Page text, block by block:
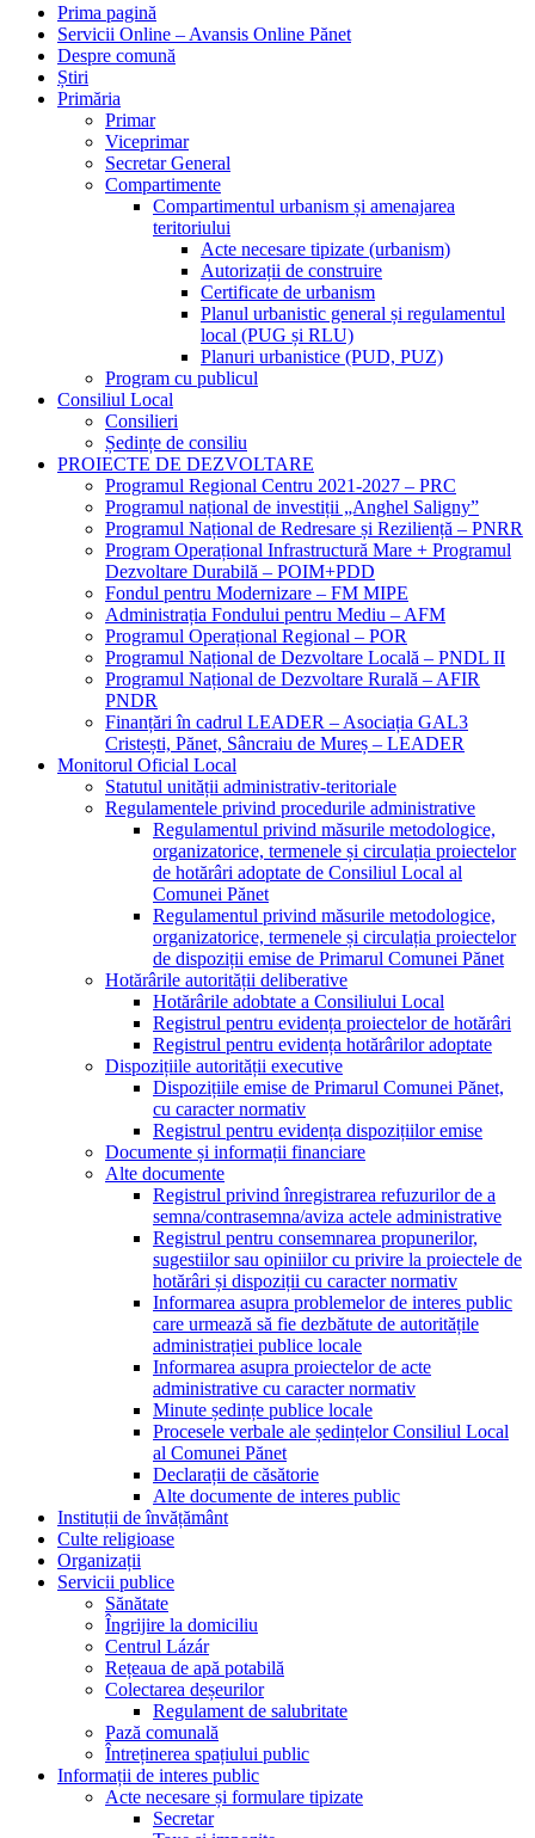
Prima pagină
Servicii Online – Avansis Online Pănet
Despre comună
Știri
Primăria
Primar
Viceprimar
Secretar General
Compartimente
Compartimentul urbanism și amenajarea
teritoriului
Acte necesare tipizate (urbanism)
Autorizații de construire
Certificate de urbanism
Planul urbanistic general și regulamentul
local (PUG și RLU)
Planuri urbanistice (PUD, PUZ)
Program cu publicul
Consiliul Local
Consilieri
Ședințe de consiliu
PROIECTE DE DEZVOLTARE
Programul Regional Centru 2021-2027 – PRC
Programul național de investiții „Anghel Saligny”
Programul Național de Redresare și Reziliență – PNRR
Program Operațional Infrastructură Mare + Programul
Dezvoltare Durabilă – POIM+PDD
Fondul pentru Modernizare – FM MIPE
Administrația Fondului pentru Mediu – AFM
Programul Operațional Regional – POR
Programul Național de Dezvoltare Locală – PNDL II
Programul Național de Dezvoltare Rurală – AFIR
PNDR
Finanțări în cadrul LEADER – Asociația GAL3
Cristești, Pănet, Sâncraiu de Mureș – LEADER
Monitorul Oficial Local
Statutul unității administrativ-teritoriale
Regulamentele privind procedurile administrative
Regulamentul privind măsurile metodologice,
organizatorice, termenele și circulația proiectelor
de hotărâri adoptate de Consiliul Local al
Comunei Pănet
Regulamentul privind măsurile metodologice,
organizatorice, termenele și circulația proiectelor
de dispoziții emise de Primarul Comunei Pănet
Hotărârile autorității deliberative
Hotărârile adobtate a Consiliului Local
Registrul pentru evidența proiectelor de hotărâri
Registrul pentru evidența hotărârilor adoptate
Dispozițiile autorității executive
Dispozițiile emise de Primarul Comunei Pănet,
cu caracter normativ
Registrul pentru evidența dispozițiilor emise
Documente și informații financiare
Alte documente
Registrul privind înregistrarea refuzurilor de a
semna/contrasemna/aviza actele administrative
Registrul pentru consemnarea propunerilor,
sugestiilor sau opiniilor cu privire la proiectele de
hotărâri și dispoziții cu caracter normativ
Informarea asupra problemelor de interes public
care urmează să fie dezbătute de autoritățile
administrației publice locale
Informarea asupra proiectelor de acte
administrative cu caracter normativ
Minute ședințe publice locale
Procesele verbale ale ședințelor Consiliul Local
al Comunei Pănet
Declarații de căsătorie
Alte documente de interes public
Instituții de învățământ
Culte religioase
Organizații
Servicii publice
Sănătate
Îngrijire la domiciliu
Centrul Lázár
Rețeaua de apă potabilă
Colectarea deșeurilor
Regulament de salubritate
Pază comunală
Întreținerea spațiului public
Informații de interes public
Acte necesare și formulare tipizate
Secretar